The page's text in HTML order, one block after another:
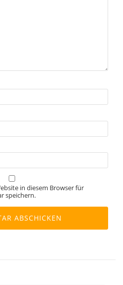
in diesem Browser für
speichern.